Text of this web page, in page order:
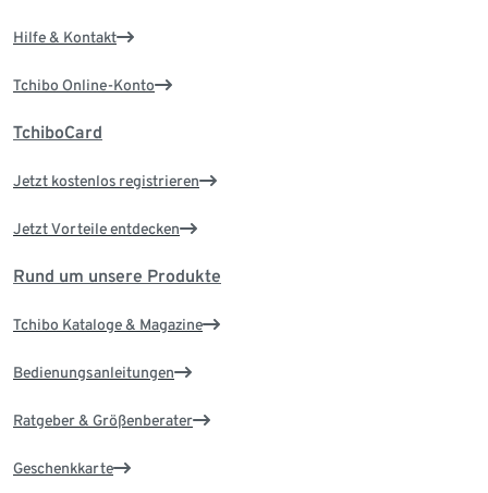
Hilfe & Kontakt
Tchibo Online-Konto
TchiboCard
Jetzt kostenlos registrieren
Jetzt Vorteile entdecken
Rund um unsere Produkte
Tchibo Kataloge & Magazine
Bedienungsanleitungen
Ratgeber & Größenberater
Geschenkkarte